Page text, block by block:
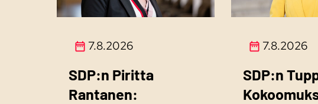
7.8.2026
SDP:n Piritta
Rantanen:
7.8.2026
SDP:n